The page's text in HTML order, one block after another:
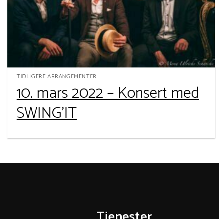
TIDLIGERE ARRANGEMENTER
10. mars 2022 – Konsert med
SWING’IT